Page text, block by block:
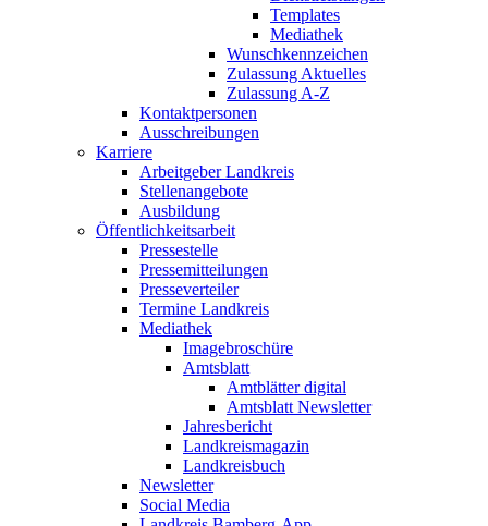
Templates
Mediathek
Wunschkennzeichen
Zulassung Aktuelles
Zulassung A-Z
Kontaktpersonen
Ausschreibungen
Karriere
Arbeitgeber Landkreis
Stellenangebote
Ausbildung
Öffentlichkeitsarbeit
Pressestelle
Pressemitteilungen
Presseverteiler
Termine Landkreis
Mediathek
Imagebroschüre
Amtsblatt
Amtblätter digital
Amtsblatt Newsletter
Jahresbericht
Landkreismagazin
Landkreisbuch
Newsletter
Social Media